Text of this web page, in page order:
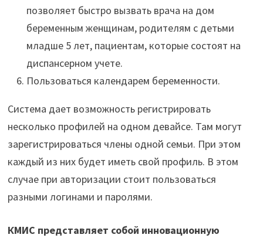
позволяет быстро вызвать врача на дом
беременным женщинам, родителям с детьми
младше 5 лет, пациентам, которые состоят на
диспансерном учете.
Пользоваться календарем беременности.
Система дает возможность регистрировать
несколько профилей на одном девайсе. Там могут
зарегистрироваться члены одной семьи. При этом
каждый из них будет иметь свой профиль. В этом
случае при авторизации стоит пользоваться
разными логинами и паролями.
КМИС представляет собой инновационную